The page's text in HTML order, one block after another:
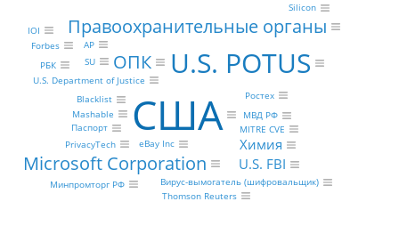
США
U.S. POTUS
Microsoft Corporation
Правоохранительные органы
ОПК
U.S. FBI
Химия
eBay Inc
U.S. Department of Justice
МВД РФ
Минпромторг РФ Вирус-вымогатель (шифровальщик)
MITRE CVE
Ростех
Blacklist
PrivacyTech
Паспорт
Forbes
РБК
Thomson Reuters
AP
Mashable
Silicon
SU
IOI